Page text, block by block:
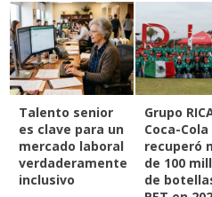
Talento senior
es clave para un
mercado laboral
verdaderamente
inclusivo
Grupo
Coca-Cola
recuperó
de 100
de